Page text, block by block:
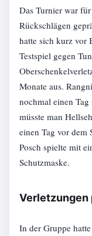
Das Turnier war
Rückschlägen
hatte sich kurz vor
Testspiel gegen
Monate aus.
nochmal einen Tag
müsste man
einen Tag vor dem
Posch spielte mit
Schutzmaske.
Verletzungen
In der Gruppe